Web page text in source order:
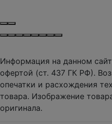
Информация на данном
офертой (ст. 437 ГК РФ).
опечатки и расхождения
товара. Изображение
оригинала.